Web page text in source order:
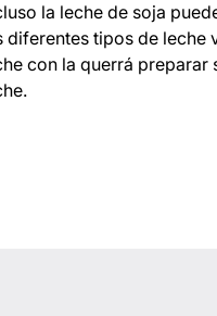
la leche de soja
diferentes tipos de leche
con la querrá